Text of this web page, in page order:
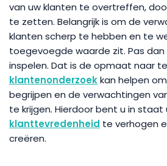
van uw klanten te overtreffen,
te zetten. Belangrijk is om de
klanten scherp te hebben en te
toegevoegde waarde zit. Pas
inspelen. Dat is de opmaat naar
klantenonderzoekkan helpen
begrijpen en de verwachtingen
te krijgen. Hierdoor bent u in staat
klanttevredenheid te verhogen
creëren.